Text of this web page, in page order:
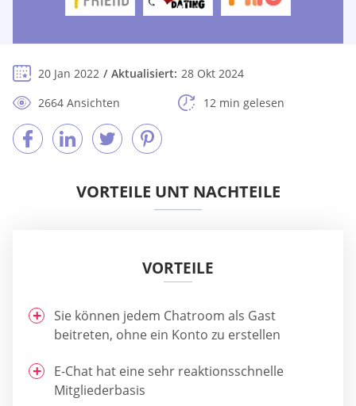
20 Jan 2022 Aktualisiert: 28 Okt 2024
2664 Ansichten
12 min gelesen
VORTEILE UNT NACHTEILE
VORTEILE
Sie können jedem Chatroom als Gast
beitreten, ohne ein Konto zu erstellen
E-Chat hat eine sehr reaktionsschnelle
Mitgliederbasis